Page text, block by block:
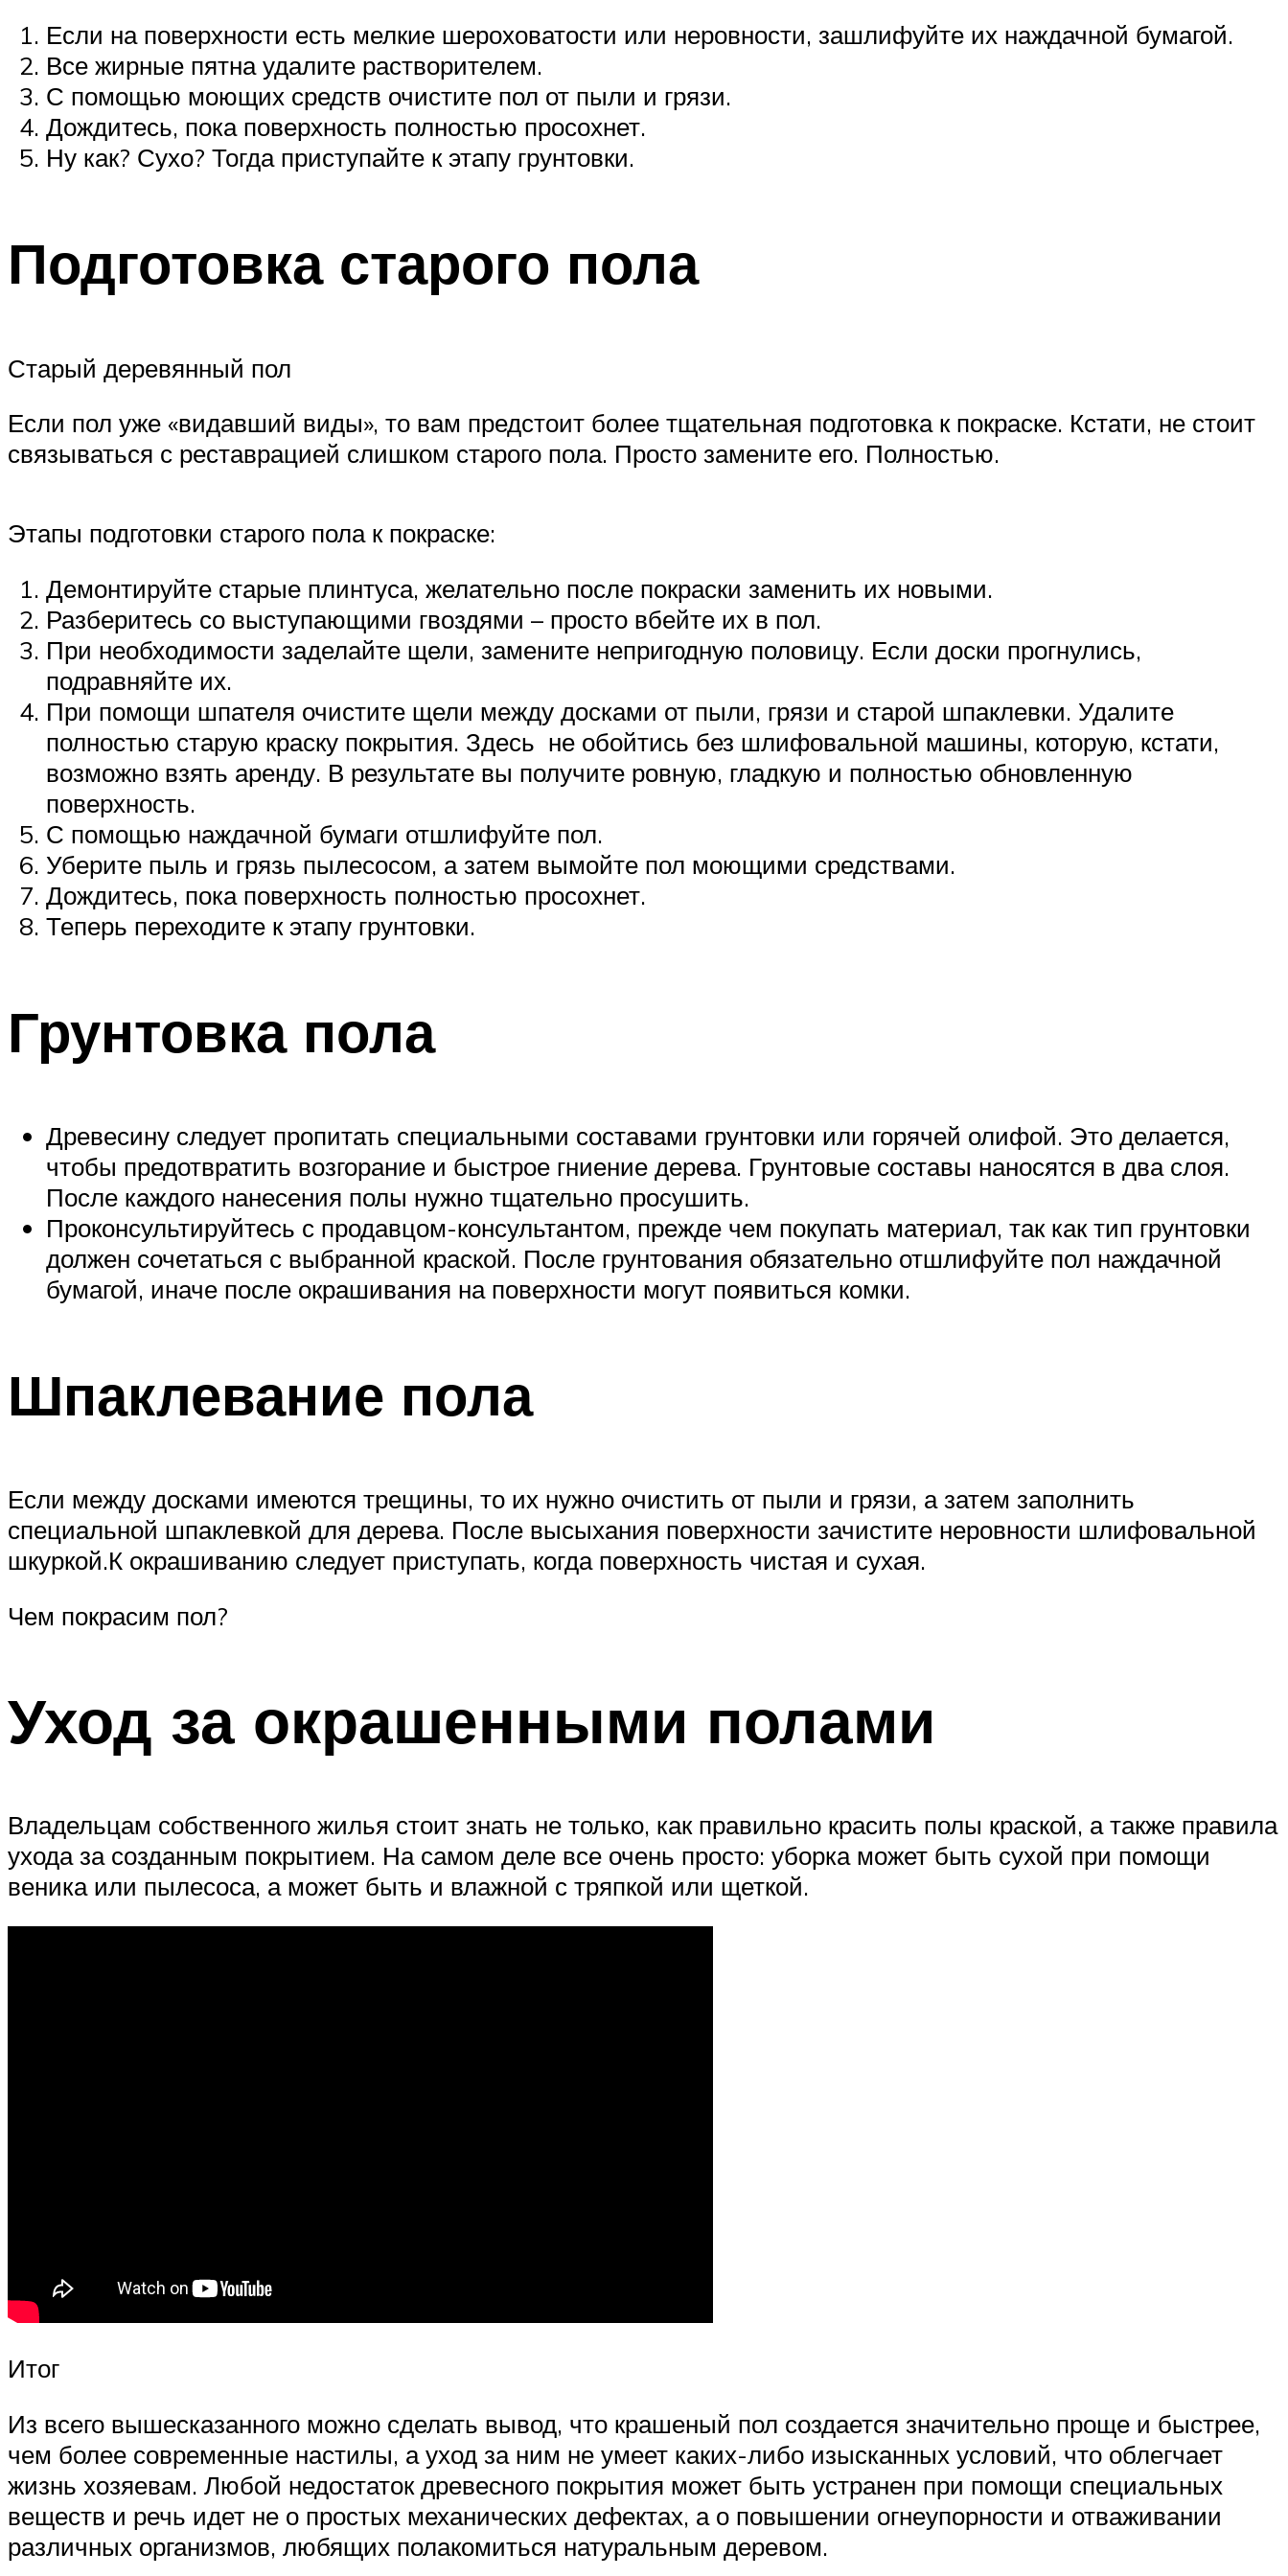
Если на поверхности есть мелкие шероховатости или неровности, зашлифуйте их наждачной бумагой.
Все жирные пятна удалите растворителем.
С помощью моющих средств очистите пол от пыли и грязи.
Дождитесь, пока поверхность полностью просохнет.
Ну как? Сухо? Тогда приступайте к этапу грунтовки.
Подготовка старого пола
Старый деревянный пол
Если пол уже «видавший виды», то вам предстоит более тщательная подготовка к покраске. Кстати, не стоит
связываться с реставрацией слишком старого пола. Просто замените его. Полностью.
Этапы подготовки старого пола к покраске:
Демонтируйте старые плинтуса, желательно после покраски заменить их новыми.
Разберитесь со выступающими гвоздями – просто вбейте их в пол.
При необходимости заделайте щели, замените непригодную половицу. Если доски прогнулись,
подравняйте их.
При помощи шпателя очистите щели между досками от пыли, грязи и старой шпаклевки. Удалите
полностью старую краску покрытия. Здесь не обойтись без шлифовальной машины, которую, кстати,
возможно взять аренду. В результате вы получите ровную, гладкую и полностью обновленную
поверхность.
С помощью наждачной бумаги отшлифуйте пол.
Уберите пыль и грязь пылесосом, а затем вымойте пол моющими средствами.
Дождитесь, пока поверхность полностью просохнет.
Теперь переходите к этапу грунтовки.
Грунтовка пола
Древесину следует пропитать специальными составами грунтовки или горячей олифой. Это делается,
чтобы предотвратить возгорание и быстрое гниение дерева. Грунтовые составы наносятся в два слоя.
После каждого нанесения полы нужно тщательно просушить.
Проконсультируйтесь с продавцом-консультантом, прежде чем покупать материал, так как тип грунтовки
должен сочетаться с выбранной краской. После грунтования обязательно отшлифуйте пол наждачной
бумагой, иначе после окрашивания на поверхности могут появиться комки.
Шпаклевание пола
Если между досками имеются трещины, то их нужно очистить от пыли и грязи, а затем заполнить
специальной шпаклевкой для дерева. После высыхания поверхности зачистите неровности шлифовальной
шкуркой.К окрашиванию следует приступать, когда поверхность чистая и сухая.
Чем покрасим пол?
Уход за окрашенными полами
Владельцам собственного жилья стоит знать не только, как правильно красить полы краской, а также правила
ухода за созданным покрытием. На самом деле все очень просто: уборка может быть сухой при помощи
веника или пылесоса, а может быть и влажной с тряпкой или щеткой.
Итог
Из всего вышесказанного можно сделать вывод, что крашеный пол создается значительно проще и быстрее,
чем более современные настилы, а уход за ним не умеет каких-либо изысканных условий, что облегчает
жизнь хозяевам. Любой недостаток древесного покрытия может быть устранен при помощи специальных
веществ и речь идет не о простых механических дефектах, а о повышении огнеупорности и отваживании
различных организмов, любящих полакомиться натуральным деревом.